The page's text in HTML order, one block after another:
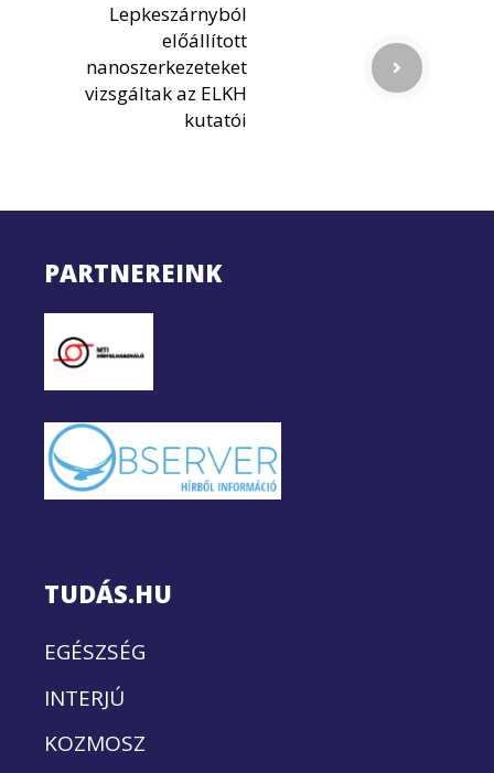
Lepkeszárnyból
előállított
nanoszerkezeteket
vizsgáltak az ELKH
kutatói
PARTNEREINK
TUDÁS.HU
EGÉSZSÉG
INTERJÚ
KOZMOSZ